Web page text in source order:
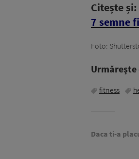
Citește și:
7 semne
Foto:
Urmăreşte
fitness
Daca ti-a